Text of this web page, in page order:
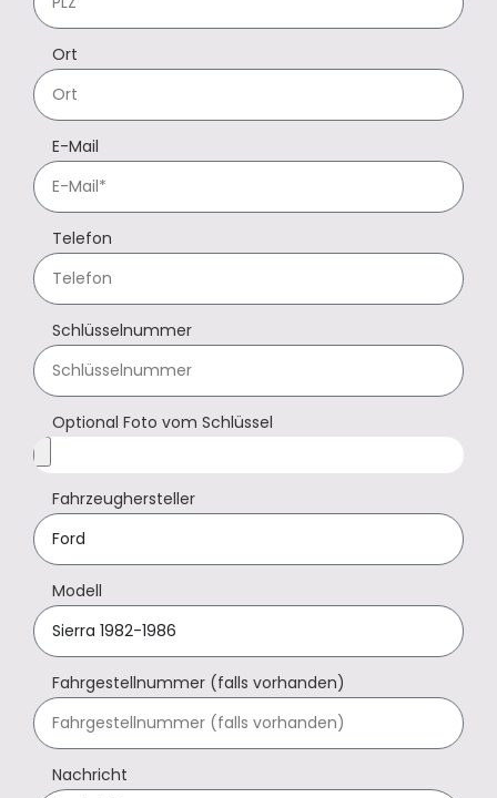
Ort
E-Mail
Telefon
Schlüsselnummer
Optional Foto vom Schlüssel
Fahrzeughersteller
Modell
Fahrgestellnummer (falls vorhanden)
Nachricht